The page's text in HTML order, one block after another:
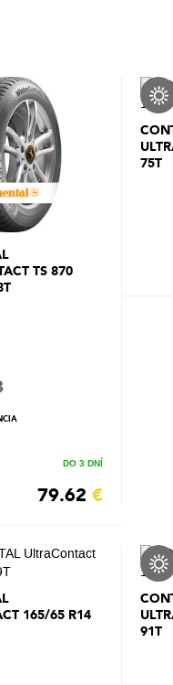
TS 870
DO 3 DNÍ
79.62 €
75T
165/65 R14
91T